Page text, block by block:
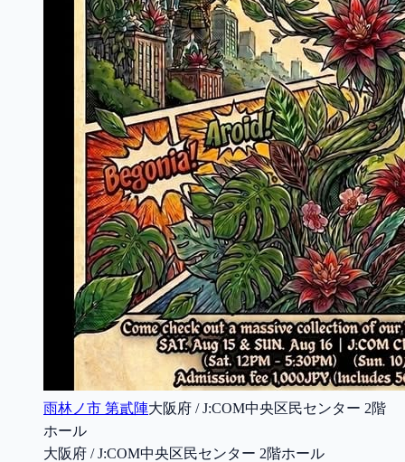
雨林ノ市 第貳陣大阪府 / J:COM中央区民センター 2階
ホール
大阪府 / J:COM中央区民センター 2階ホール